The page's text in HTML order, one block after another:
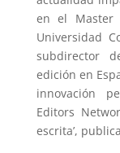
en el Master
Universidad
subdirector
edición en
innovación
Editors
escrita’,